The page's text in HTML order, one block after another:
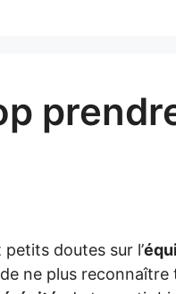
petits doutes sur l’
ne plus